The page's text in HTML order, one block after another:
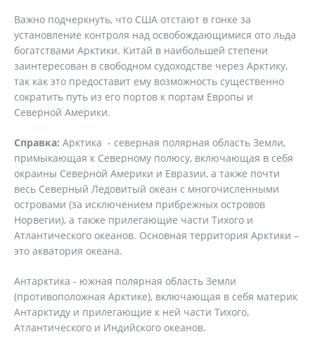
Важно подчеркнуть, что США отстают в гонке за
установление контроля над освобождающимися ото льда
богатствами Арктики. Китай в наибольшей степени
заинтересован в свободном судоходстве через Арктику,
так как это предоставит ему возможность существенно
сократить путь из его портов к портам Европы и
Северной Америки.
Справка: Арктика - северная полярная область Земли,
примыкающая к Северному полюсу, включающая в себя
окраины Северной Америки и Евразии, а также почти
весь Северный Ледовитый океан с многочисленными
островами (за исключением прибрежных островов
Норвегии), а также прилегающие части Тихого и
Атлантического океанов. Основная территория Арктики –
это акватория океана.
Антарктика - южная полярная область Земли
(противоположная Арктике), включающая в себя материк
Антарктиду и прилегающие к ней части Тихого,
Атлантического и Индийского океанов.